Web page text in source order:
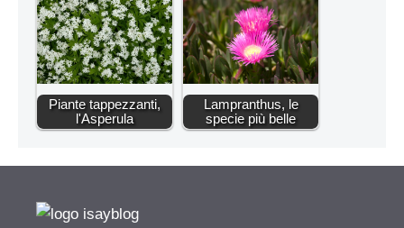
Piante tappezzanti,
l'Asperula
Lampranthus, le
specie più belle